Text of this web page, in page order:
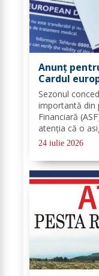
Anunț
Cardul
importante.
mii de euro
Sezonul
importantă din
Financiară
atenția că o
uriașe în cazul
24 iulie 2026